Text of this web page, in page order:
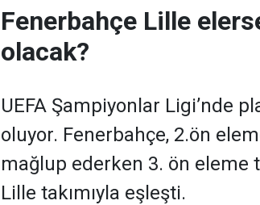
Fenerbahçe Lille
olacak?
UEFA Şampiyonlar Ligi’nde
oluyor. Fenerbahçe, 2.ön
mağlup ederken 3. ön eleme
Lille takımıyla eşleşti.